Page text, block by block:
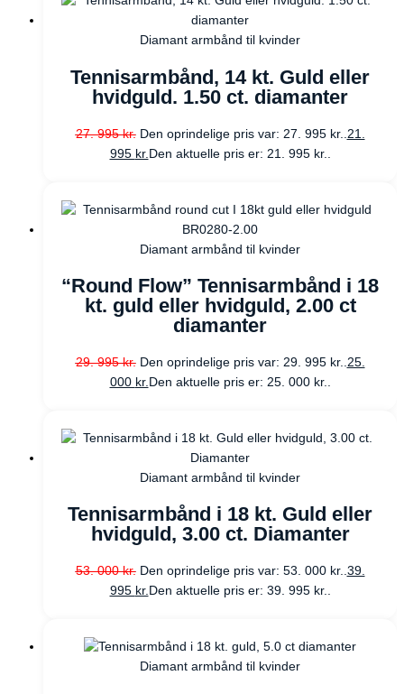
Diamant armbånd til kvinder
Tennisarmbånd, 14 kt. Guld eller
hvidguld. 1.50 ct. diamanter
27. 995kr. Den oprindelige pris var: 27. 995 kr.. 21.
995 kr. Den aktuelle pris er: 21. 995 kr..
Diamant armbånd til kvinder
“Round Flow” Tennisarmbånd i 18
kt. guld eller hvidguld, 2.00 ct
diamanter
29. 995kr. Den oprindelige pris var: 29. 995 kr..25.
000 kr. Den aktuelle pris er: 25. 000 kr..
Diamant armbånd til kvinder
Tennisarmbånd i 18 kt. Guld eller
hvidguld, 3.00 ct. Diamanter
53. 000kr. Den oprindelige pris var: 53. 000 kr..39.
995 kr. Den aktuelle pris er: 39. 995 kr..
Diamant armbånd til kvinder